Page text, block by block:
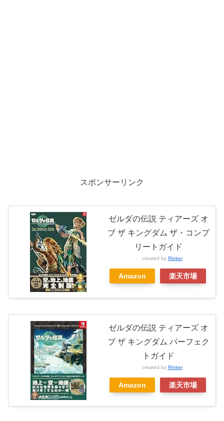
スポンサーリンク
ゼルダの伝説 ティアーズ オ
ブ ザ キングダム ザ・コンプ
リートガイド
created by Rinker
Amazon 楽天市場
ゼルダの伝説 ティアーズ オ
ブ ザ キングダム パーフェク
トガイド
created by Rinker
Amazon 楽天市場